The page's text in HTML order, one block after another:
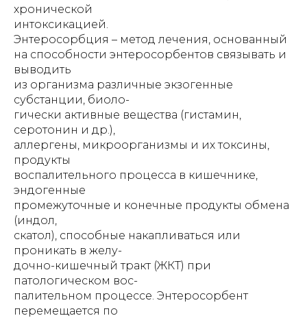
хронической
интоксикацией.
Энтеросорбция – метод лечения, основанный
на способности энтеросорбентов связывать и
выводить
из организма различные экзогенные
субстанции, биоло-
гически активные вещества (гистамин,
серотонин и др.),
аллергены, микроорганизмы и их токсины,
продукты
воспалительного процесса в кишечнике,
эндогенные
промежуточные и конечные продукты обмена
(индол,
скатол), способные накапливаться или
проникать в желу-
дочно-кишечный тракт (ЖКТ) при
патологическом вос-
палительном процессе. Энтеросорбент
перемещается по